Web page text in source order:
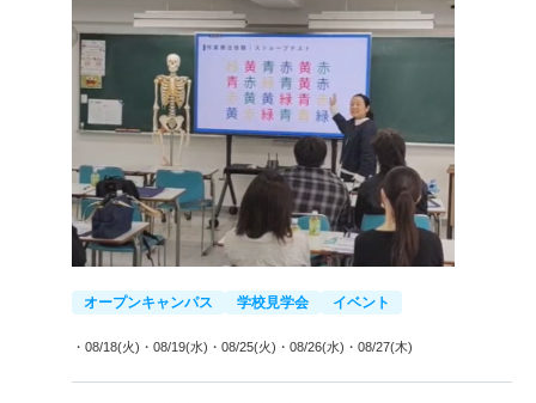
オープンキャンパス 学校見学会 イベント
・08/18(火) ・08/19(水) ・08/25(火) ・08/26(水) ・08/27(木)